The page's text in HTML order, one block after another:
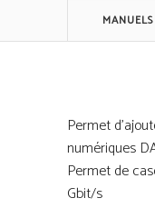
Permet
numériques
Permet de
Gbit/s